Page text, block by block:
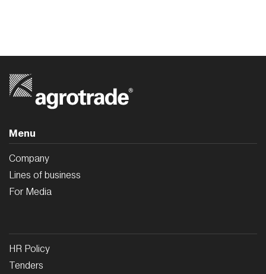
Menu
Company
Lines of business
For Media
HR Policy
Tenders